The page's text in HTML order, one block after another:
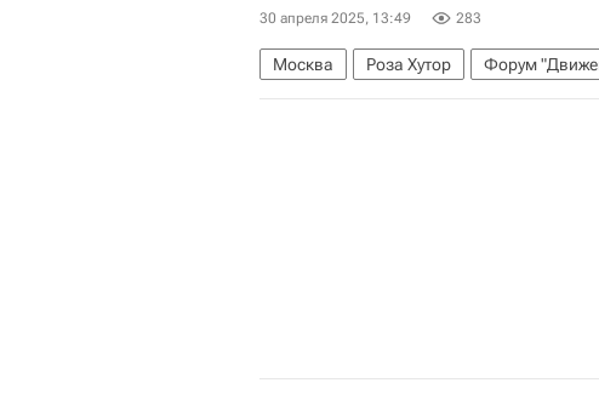
30 апреля 2025, 13:49 283
Москва Роза Хутор Форум